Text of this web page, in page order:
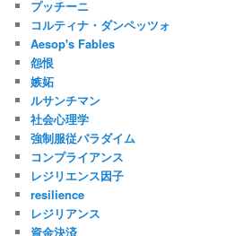
プッチーニ
コルティナ・ダンペッツォ
Aesop's Fables
怨恨
嫉妬
ルサンチマン
社会心理学
強制服従パラダイム
コンプライアンス
レジリエンス因子
resilience
レジリアンス
資金決済